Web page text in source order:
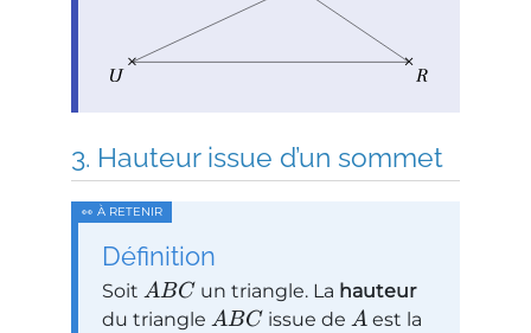
Hauteur issue d’un sommet
Définition
Soit ABC un triangle. La hauteur
du triangle ABC issue deA est la